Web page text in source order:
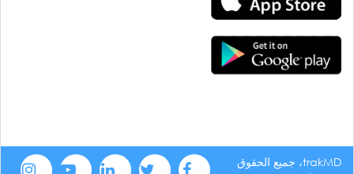
trakMD، جميع الحقوق